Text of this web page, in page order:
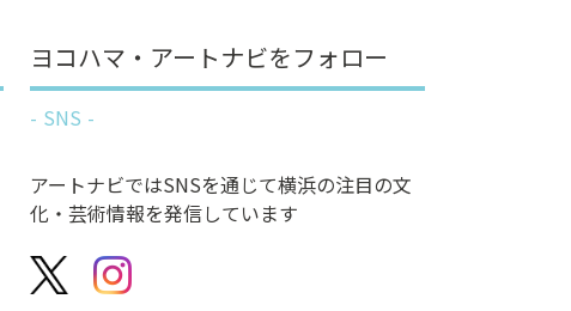
ヨコハマ・アートナビをフォロー
SNS
アートナビではSNSを通じて横浜の注目の文
化・芸術情報を発信しています